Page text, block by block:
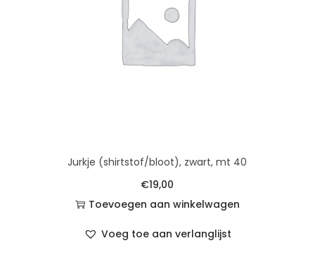
Jurkje (shirtstof/bloot), zwart, mt 40
€19,00
Toevoegen aan winkelwagen
Voeg toe aan verlanglijst